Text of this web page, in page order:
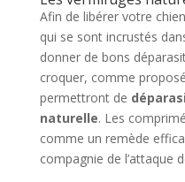
Afin de libérer votre
qui se sont incrustés
donner de bons
croquer, comme
permettront de
naturelle. Les
comme un remède
compagnie de l’attaque